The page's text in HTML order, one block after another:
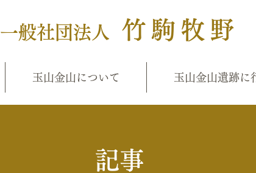
一般社団法人 竹駒牧野
玉山金山について 玉山金山遺跡に
​記事